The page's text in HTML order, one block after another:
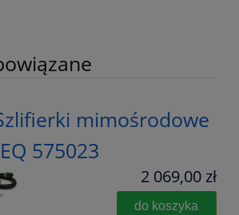
mimośrodowe
575023
2 069,00 zł
do koszyka